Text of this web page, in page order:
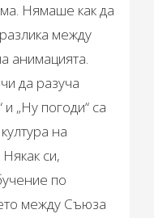
Нямаше как да
между
анимацията.
да разуча
„Ну погоди“ са
на
си,
по
между Съюза